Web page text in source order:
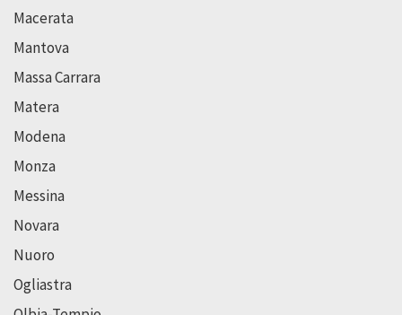
Macerata
Mantova
Massa Carrara
Matera
Modena
Monza
Messina
Novara
Nuoro
Ogliastra